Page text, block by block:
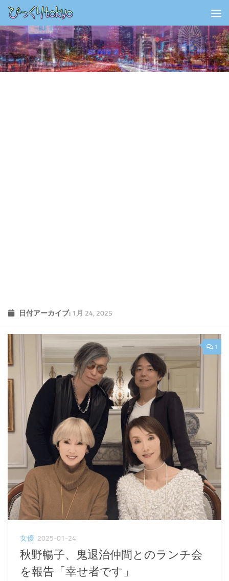
コンテンツの下
日付アーカイブ: 1月 24, 2025
1
女優 2025-01-24
秋野暢子、鬼退治仲間とのランチ会
を報告「幸せ者です」